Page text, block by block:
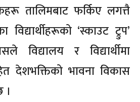
तालिमबाट फर्किए लगत्तै
विद्यार्थीहरूको ‘स्काउट ट्रुप’
र विद्यार्थीमा
देशभक्तिको भावना विकास
।